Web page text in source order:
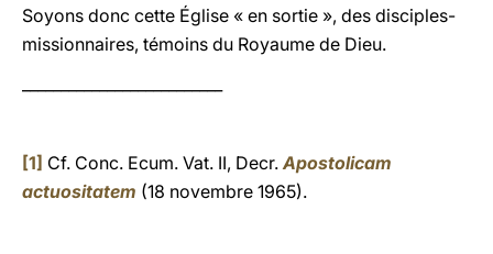
Soyons donc cette Église « en sortie », des disciples-
missionnaires, témoins du Royaume de Dieu.
[1] Cf. Conc. Ecum. Vat. II, Decr.Apostolicam
actuositatem (18 novembre 1965).